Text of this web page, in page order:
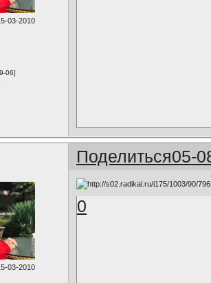
03-2010
06]
Поделиться05-
03-2010
0